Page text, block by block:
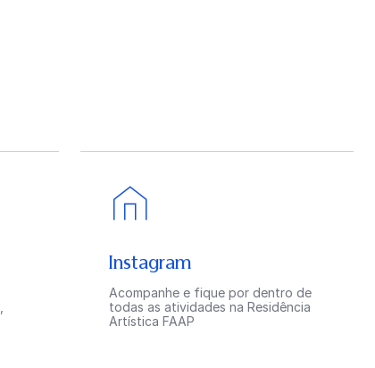
Instagram
Acompanhe e fique por dentro de
todas as atividades na Residência
Artística FAAP